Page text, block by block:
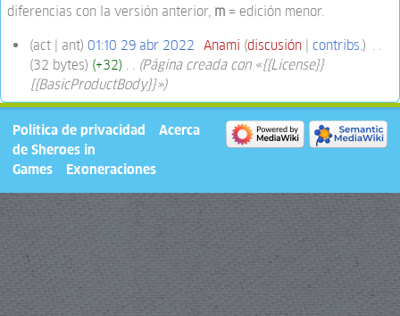
diferencias con la versión anterior, m= edición menor.
act ant 01:10 29 abr 2022 Anami discusión contribs.
32 bytes
+32
Página creada con «{{License}}
{{BasicProductBody}}»
Política de privacidad
Acerca
de Sheroes in
Games
Exoneraciones